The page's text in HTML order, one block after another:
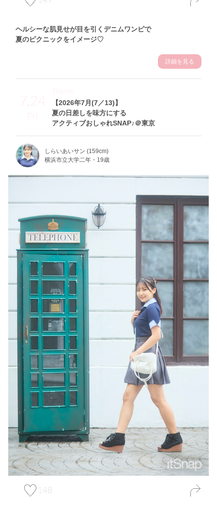
ヘルシーな肌見せが目を引くデニムワンピで
夏のピクニックをイメージ♡
詳細を見る
7.24
Fri
【2026年7月(7／13)】
夏の日差しを味方にする
アクティブおしゃれSNAP♪＠東京
Theme
しらいあいサン (159cm)
横浜市立大学二年・19歳
148